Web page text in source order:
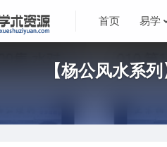
首页 易学
【杨公风水系